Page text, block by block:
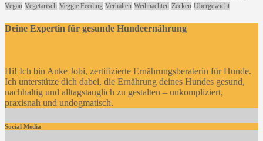
Vegan Vegetarisch Veggie Feeding Verhalten Weihnachten Zecken Übergewicht
Deine Expertin für gesunde Hundeernährung
Hi! Ich bin Anke Jobi, zertifizierte Ernährungsberaterin für Hunde.
Ich unterstütze dich dabei, die Ernährung deines Hundes gesund,
nachhaltig und alltagstauglich zu gestalten – unkompliziert,
praxisnah und undogmatisch.
Social Media